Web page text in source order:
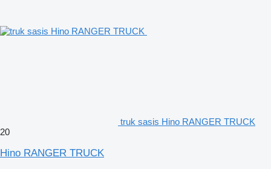
truk sasis Hino RANGER TRUCK
20
Hino RANGER TRUCK